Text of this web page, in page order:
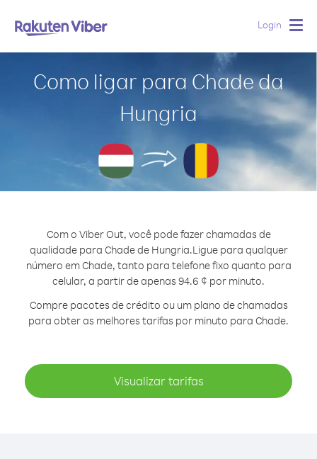
Login
Como ligar para Chade da
Hungria
Com o Viber Out, você pode fazer chamadas de
qualidade para Chade de Hungria.Ligue para qualquer
número em Chade, tanto para telefone fixo quanto para
celular, a partir de apenas 94.6 ¢ por minuto.
Compre pacotes de crédito ou um plano de chamadas
para obter as melhores tarifas por minuto para Chade.
Visualizar tarifas